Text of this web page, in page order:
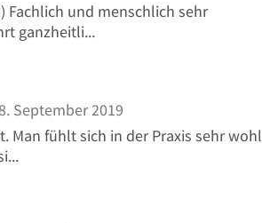
Fachlich und menschlich sehr
ganzheitli...
September 2019
Man fühlt sich in der Praxis sehr wohl